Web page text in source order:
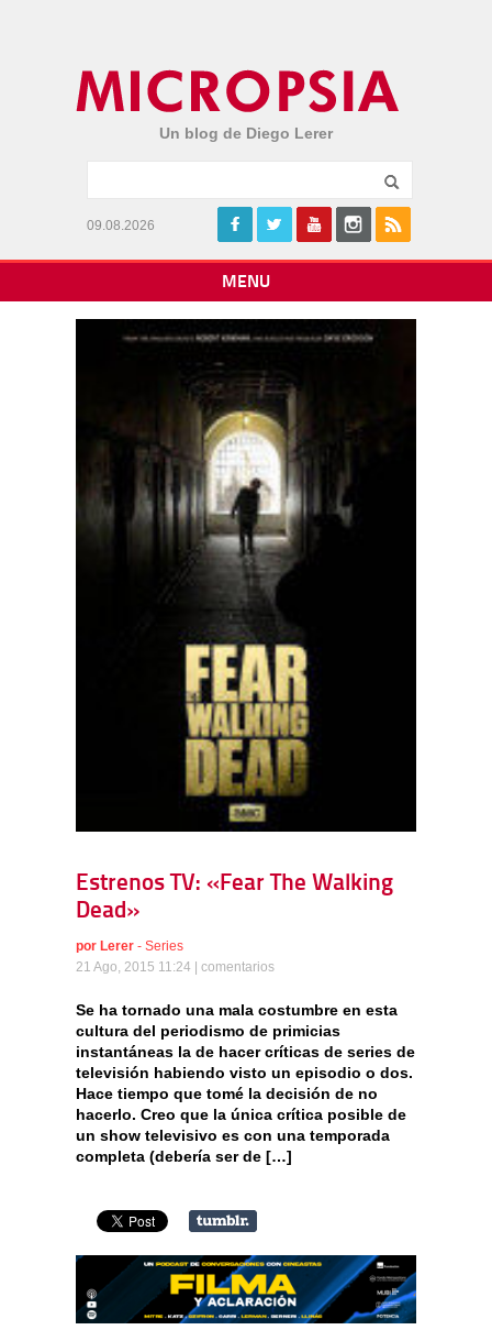
Un blog de Diego Lerer
09.08.2026
MENU
Estrenos TV: «Fear The Walking
Dead»
por Lerer - Series
21 Ago, 2015 11:24 | comentarios
Se ha tornado una mala costumbre en esta
cultura del periodismo de primicias
instantáneas la de hacer críticas de series de
televisión habiendo visto un episodio o dos.
Hace tiempo que tomé la decisión de no
hacerlo. Creo que la única crítica posible de
un show televisivo es con una temporada
completa (debería ser de […]